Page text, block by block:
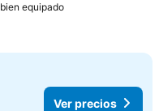
equipado
Ver precios